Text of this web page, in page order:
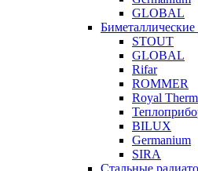
GLOBAL
STOUT
GLOBAL
Rifar
ROMMER
Royal
BILUX
Germanium
SIRA
Стальные